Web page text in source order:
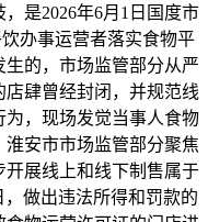
是2026年6月1日国度市
办事运营者落实食物平
的，市场监管部分从严
肆曾经封闭，并规范线
为，现场发觉当事人食物
安市市场监管部分聚焦
展线上和线下制售属于
做出违法所得和罚款的